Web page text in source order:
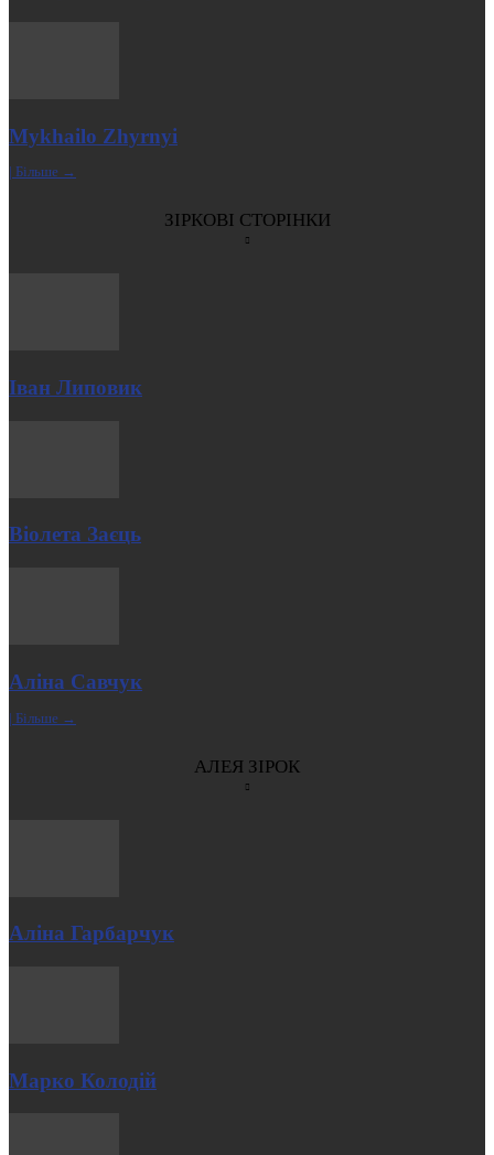
Mykhailo Zhyrnyi
| Більше →
ЗІРКОВІ СТОРІНКИ
Іван Липовик
Віолета Заєць
Аліна Савчук
| Більше →
АЛЕЯ ЗІРОК
Аліна Гарбарчук
Марко Колодій